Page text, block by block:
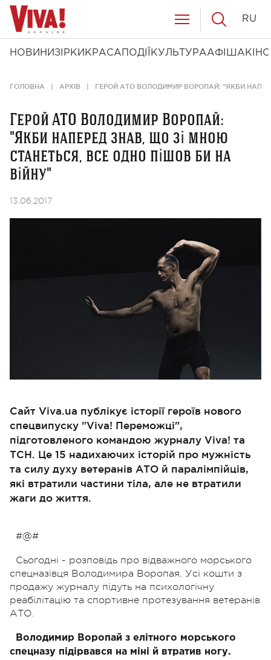
НОВИНИ ЗІРКИ КРАСА ПОДІЇ КУЛЬТУРААФІША КІНО
RU
ГОЛОВНА АРХІВ ГЕРОЙ АТО ВОЛОДИМИР ВОРОПАЙ: "ЯКБИ
Герой АТО Володимир Воропай:
"Якби наперед знав, що зі мною
станеться, все одно пішов би на
війну"
13.06.2017
Сайт Viva.ua публікує історії героїв нового
спецвипуску "Viva! Переможці",
підготовленого командою журналу Viva! та
ТСН. Це 15 надихаючих історій про мужність
та силу духу ветеранів АТО й паралімпійців,
які втратили частини тіла, але не втратили
жаги до життя.
#@#
Сьогодні - розповідь про відважного морського
спецназівця Володимира Воропая. Усі кошти з
продажу журналу підуть на психологічну
реабілітацію та спортивне протезування ветеранів
АТО.
Володимир Воропай з елітного морського
спецназу підірвався на міні й втратив ногу.